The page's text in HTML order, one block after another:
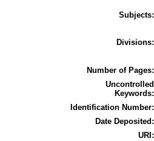
Subjects:
Divisions:
Number of Pages:
Uncontrolled
Keywords:
Identification Number:
Date Deposited:
URI: